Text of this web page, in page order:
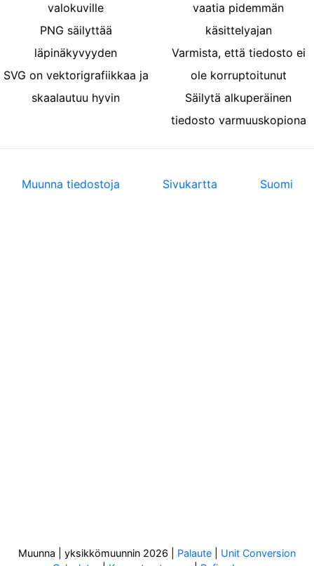
valokuville
PNG säilyttää
läpinäkyvyyden
SVG on vektorigrafiikkaa ja
skaalautuu hyvin
vaatia pidemmän
käsittelyajan
Varmista, että tiedosto ei
ole korruptoitunut
Säilytä alkuperäinen
tiedosto varmuuskopiona
Muunna tiedostoja Sivukartta Suomi
Muunna | yksikkömuunnin 2026 Palaute
Unit Conversion